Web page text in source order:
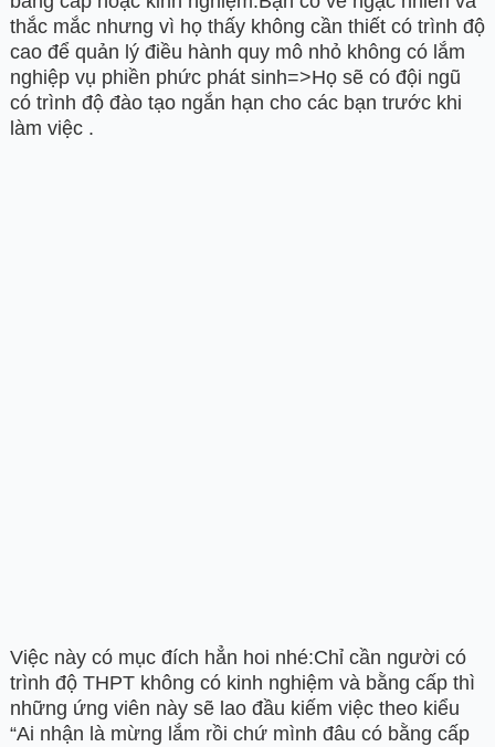
thắc mắc nhưng vì họ thấy không cần thiết có trình độ
cao để quản lý điều hành quy mô nhỏ không có lắm
nghiệp vụ phiền phức phát sinh=>Họ sẽ có đội ngũ
có trình độ đào tạo ngắn hạn cho các bạn trước khi
làm việc .
Việc này có mục đích hẳn hoi nhé:Chỉ cần người có
trình độ THPT không có kinh nghiệm và bằng cấp thì
những ứng viên này sẽ lao đầu kiếm việc theo kiểu
“Ai nhận là mừng lắm rồi chứ mình đâu có bằng cấp